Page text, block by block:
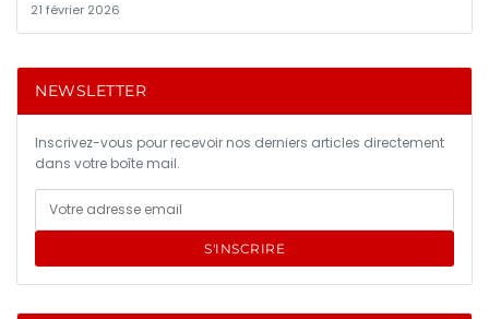
21 février 2026
NEWSLETTER
Inscrivez-vous pour recevoir nos derniers articles directement
dans votre boîte mail.
S'INSCRIRE